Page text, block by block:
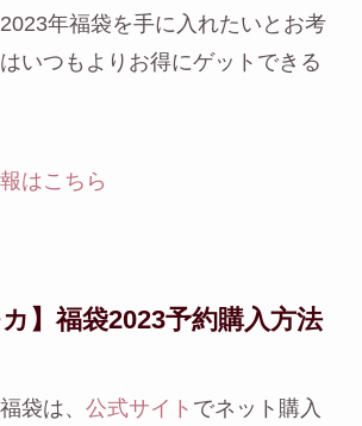
年福袋を手に入れたいとお考
いつもよりお得にゲットできる
はこちら
】福袋2023予約購入方法
袋は、 公式サイト でネット購入